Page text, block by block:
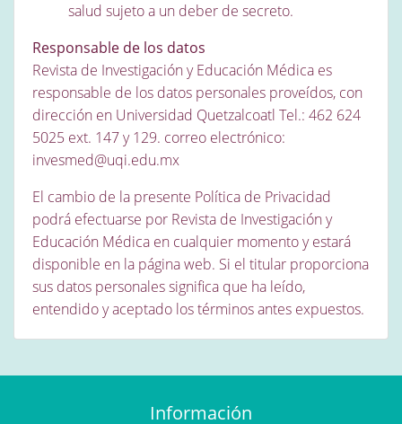
salud sujeto a un deber de secreto.
Responsable de los datos
Revista de Investigación y Educación Médica es
responsable de los datos personales proveídos, con
dirección en Universidad Quetzalcoatl Tel.: 462 624
5025 ext. 147 y 129. correo electrónico:
invesmed@uqi.edu.mx
El cambio de la presente Política de Privacidad
podrá efectuarse por Revista de Investigación y
Educación Médica en cualquier momento y estará
disponible en la página web. Si el titular proporciona
sus datos personales significa que ha leído,
entendido y aceptado los términos antes expuestos.
Información